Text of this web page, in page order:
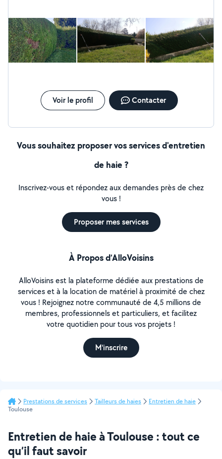
Voir le profil Contacter
Vous souhaitez proposer vos services d'entretien
de haie ?
Inscrivez-vous et répondez aux demandes près de chez
vous !
Proposer mes services
À Propos d’AlloVoisins
AlloVoisins est la plateforme dédiée aux prestations de
services et à la location de matériel à proximité de chez
vous ! Rejoignez notre communauté de 4,5 millions de
membres, professionnels et particuliers, et facilitez
votre quotidien pour tous vos projets !
M'inscrire
Prestations de services Tailleurs de haies
Entretien de haie
Toulouse
Entretien de haie à Toulouse : tout ce
qu’il faut savoir